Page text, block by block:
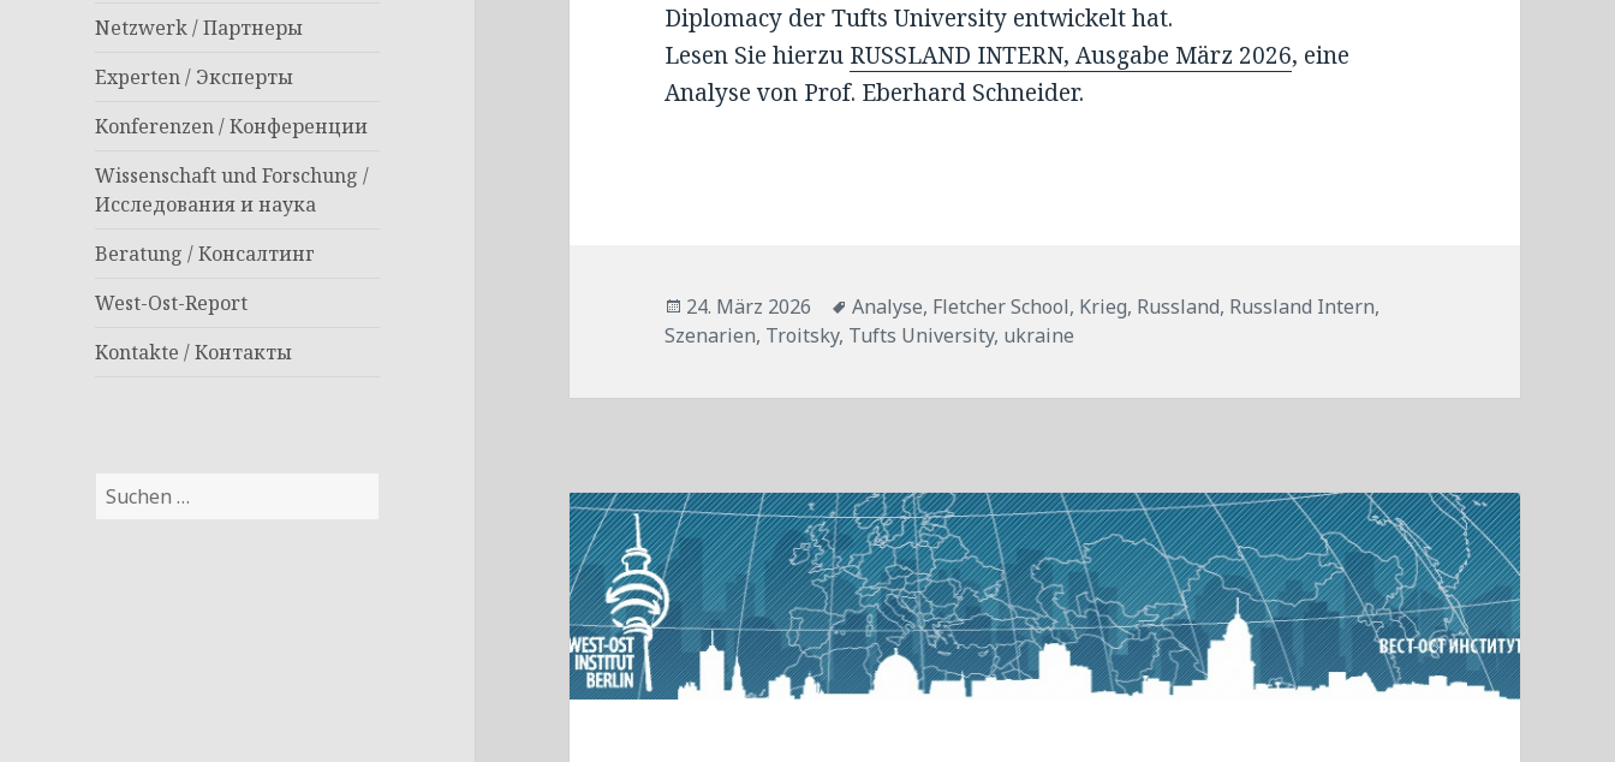
Netzwerk / Партнеры
Experten / Эксперты
Konferenzen / Конференции
Wissenschaft und Forschung /
Исследования и наука
Beratung / Консалтинг
West-Ost-Report
Kontakte / Контакты
Suchen
Diplomacy der Tufts University entwickelt hat.
Lesen Sie hierzu RUSSLAND INTERN, Ausgabe März 2026, eine
Analyse von Prof. Eberhard Schneider.
Veröffentlicht
am
24. März 2026 Tags
Analyse, Fletcher School, Krieg, Russland, Russland Intern,
Szenarien, Troitsky, Tufts University, ukraine